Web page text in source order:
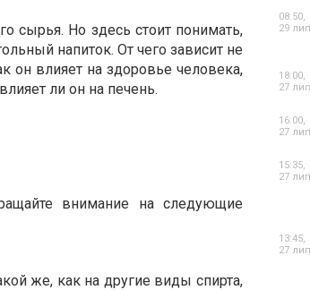
сырья. Но здесь стоит понимать,
напиток. От чего зависит не
он влияет на здоровье человека,
ли он на печень.
внимание на следующие
же, как на другие виды спирта,
08:50,
29
18:00,
27
16:00,
27
15:35,
27
13:45,
27